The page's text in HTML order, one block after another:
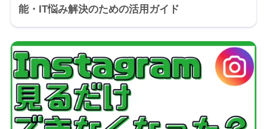
能・IT悩み解決のための活用ガイド